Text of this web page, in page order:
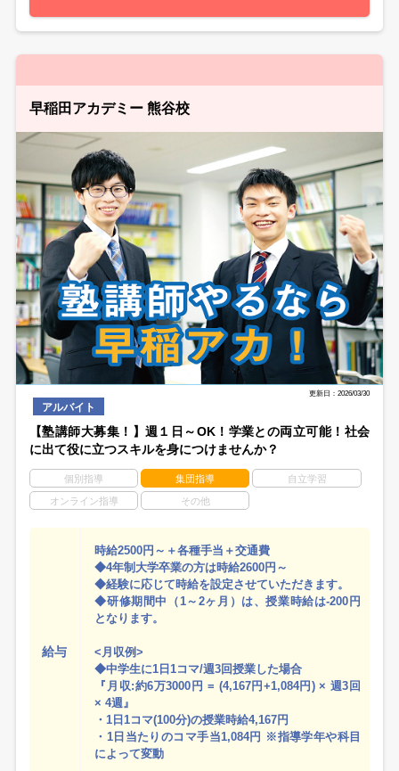
早稲田アカデミー 熊谷校
更新日：2026/03/30
アルバイト
【塾講師大募集！】週１日～OK！学業との両立可能！社会
に出て役に立つスキルを身につけませんか？
個別指導 集団指導 自立学習
オンライン指導 その他
給与
時給2500円～＋各種手当＋交通費
◆4年制大学卒業の方は時給2600円～
◆経験に応じて時給を設定させていただきます。
◆研修期間中（1～2ヶ月）は、授業時給は-200円
となります。
<月収例>
◆中学生に1日1コマ/週3回授業した場合
『月収:約6万3000円 = (4,167円+1,084円) × 週3回
× 4週』
・1日1コマ(100分)の授業時給4,167円
・1日当たりのコマ手当1,084円 ※指導学年や科目
によって変動